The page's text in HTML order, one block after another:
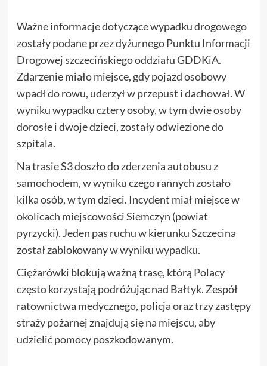
Ważne informacje dotyczące wypadku drogowego
zostały podane przez dyżurnego Punktu Informacji
Drogowej szczecińskiego oddziału GDDKiA.
Zdarzenie miało miejsce, gdy pojazd osobowy
wpadł do rowu, uderzył w przepust i dachował. W
wyniku wypadku cztery osoby, w tym dwie osoby
dorosłe i dwoje dzieci, zostały odwiezione do
szpitala.
Na trasie S3 doszło do zderzenia autobusu z
samochodem, w wyniku czego rannych zostało
kilka osób, w tym dzieci. Incydent miał miejsce w
okolicach miejscowości Siemczyn (powiat
pyrzycki). Jeden pas ruchu w kierunku Szczecina
został zablokowany w wyniku wypadku.
Ciężarówki blokują ważną trasę, którą Polacy
często korzystają podróżując nad Bałtyk. Zespół
ratownictwa medycznego, policja oraz trzy zastępy
straży pożarnej znajdują się na miejscu, aby
udzielić pomocy poszkodowanym.